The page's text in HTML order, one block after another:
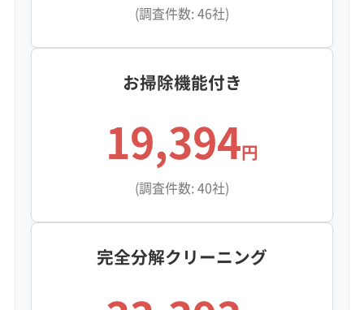
(調査件数: 46社)
お掃除機能付き
19,394円
(調査件数: 40社)
完全分解クリーニング